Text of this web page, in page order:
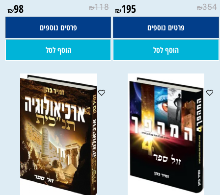
₪354
₪195
פרטים נוספים
הוסף לסל
₪118
₪98
פרטים נוספים
הוסף לסל